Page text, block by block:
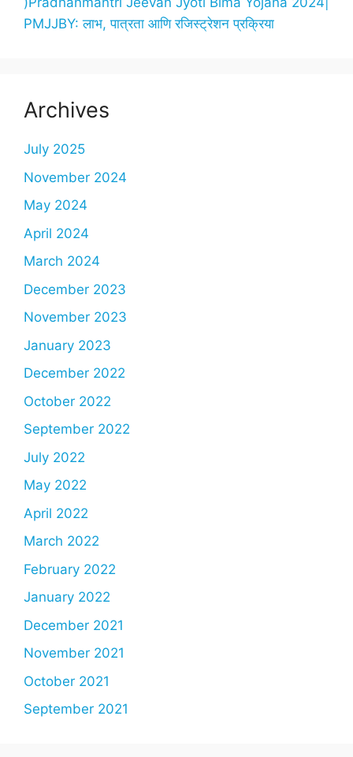
PMJJBY: लाभ, पात्रता आणि रजिस्ट्रेशन प्रक्रिया
Archives
July 2025
November 2024
May 2024
April 2024
March 2024
December 2023
November 2023
January 2023
December 2022
October 2022
September 2022
July 2022
May 2022
April 2022
March 2022
February 2022
January 2022
December 2021
November 2021
October 2021
September 2021